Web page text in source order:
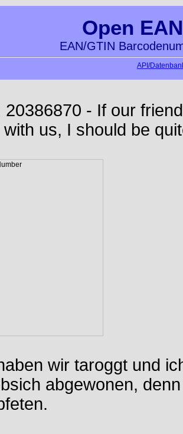
Open
EAN/GTIN
API/
20386870 - If our
us, I should be
wir taroggt und
abgewonen,